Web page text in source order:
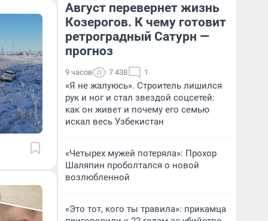
Август перевернет жизнь
Козерогов. К чему готовит
ретроградный Сатурн —
прогноз
9 часов 7 438 1
«Я не жалуюсь». Строитель лишился
рук и ног и стал звездой соцсетей:
как он живет и почему его семью
искал весь Узбекистан
«Четырех мужей потеряла»: Прохор
Шаляпин проболтался о новой
возлюбленной
«Это тот, кого ты травила»: прикамца